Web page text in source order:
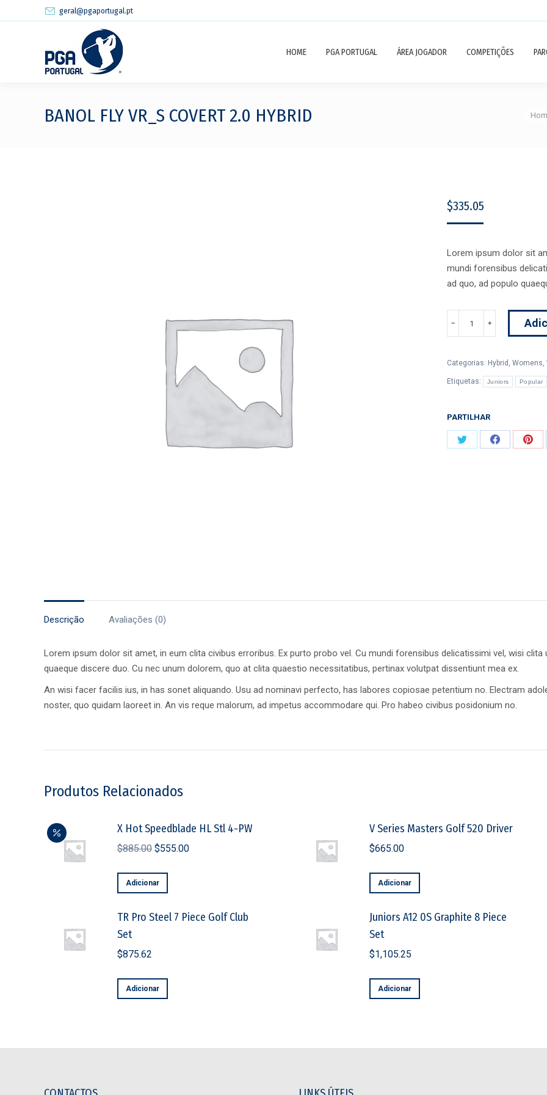
geral@pgaportugal.pt
HOME PGA PORTUGAL ÁREA JOGADOR COMPETIÇÕES
BANOL FLY VR_S COVERT 2.0 HYBRID
$335.05
Lorem ipsum dolor sit
mundi forensibus
ad quo, ad populo
Fly
VR_S
Hybrid
Categorias: Hybrid , Womens,
Etiquetas: Juniors Popular
PARTILHAR
Share
Share
Descrição Avaliações (0)
Lorem ipsum dolor sit amet, in eum clita civibus erroribus. Ex purto probo vel. Cu mundi forensibus delicatissimi vel, wisi
quaeque discere duo. Cu nec unum dolorem, quo at clita quaestio necessitatibus, pertinax volutpat dissentiunt mea ex.
An wisi facer facilis ius, in has sonet aliquando. Usu ad nominavi perfecto, has labores copiosae petentium no. Electram
noster, quo quidam laoreet in. An vis reque malorum, ad impetus accommodare qui. Pro habeo civibus posidonium no.
Produtos Relacionados
X Hot Speedblade HL Stl 4-PW
$885.00 O
original
$885.00.
$555.00O
$555.00.
Adicionar
V Series Masters Golf 520 Driver
$665.00
Adicionar
TR Pro Steel 7 Piece Golf Club
Set
$875.62
Adicionar
Juniors A12 0S Graphite 8 Piece
Set
$1,105.25
Adicionar